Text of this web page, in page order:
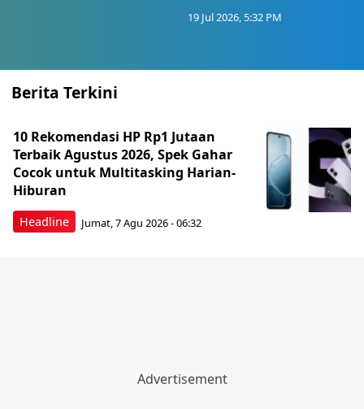
19 Jul 2026, 5:32 PM
Berita Terkini
Headline
10 Rekomendasi HP Rp1 Jutaan
Terbaik Agustus 2026, Spek Gahar
Cocok untuk Multitasking Harian-
Hiburan
Jumat, 7 Agu 2026 - 06:32